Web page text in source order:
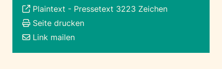
Plaintext - Pressetext 3223 Zeichen
Seite drucken
Link mailen